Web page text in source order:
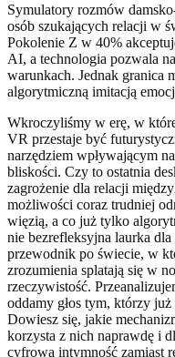
Symulatory rozmów
osób szukających relacji w
Pokolenie Z w 40%
AI, a technologia pozwala
warunkach. Jednak granica
algorytmiczną imitacją
Wkroczyliśmy w erę, w
VR przestaje być
narzędziem wpływającym
bliskości. Czy to ostatnia
zagrożenie dla relacji
możliwości coraz trudniej
więzią, a co już tylko
nie bezrefleksyjna laurka
przewodnik po świecie, w
zrozumienia splatają się w
rzeczywistość.
oddamy głos tym, którzy
Dowiesz się, jakie
korzysta z nich naprawdę i
cyfrową intymność zamiast